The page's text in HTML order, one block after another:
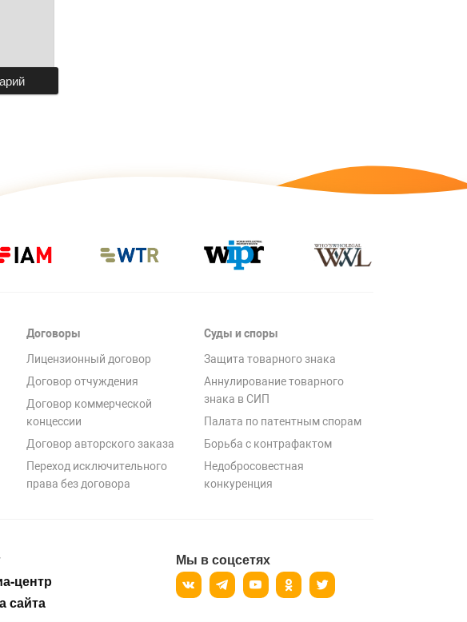
Договоры
Лицензионный договор
Договор отчуждения
Договор коммерческой
концессии
Договор авторского заказа
Переход исключительного
права без договора
Суды и споры
Защита товарного знака
Аннулирование товарного
знака в СИП
Палата по патентным спорам
Борьба с контрафактом
Недобросовестная
конкуренция
центр
сайта
Мы в соцсетях